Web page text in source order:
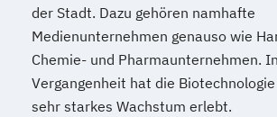
der Stadt. Dazu gehören namhafte
Medienunternehmen genauso wie
Chemie- und Pharmaunternehmen.
Vergangenheit hat die
sehr starkes Wachstum erlebt.